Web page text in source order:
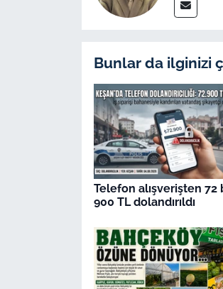
Bunlar da ilginizi
Telefon alışverişten 72
900 TL dolandırıldı